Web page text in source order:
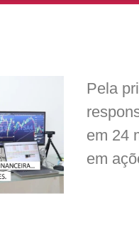
Pela
em 24
em